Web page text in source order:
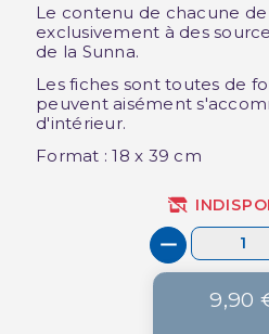
Le contenu de chacune
exclusivement à des
de la Sunna.
Les fiches sont toutes de
peuvent aisément
d'intérieur.
Format : 18 x 39 cm
9,90